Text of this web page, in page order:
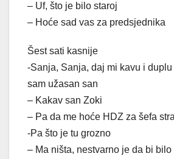
– Uf, što je bilo staroj
– Hoće sad vas za predsjednika
Šest sati kasnije
-Sanja, Sanja, daj mi kavu i
sam užasan san
– Kakav san Zoki
– Pa da me hoće HDZ za šefa
-Pa što je tu grozno
– Ma ništa, nestvarno je da bi bilo